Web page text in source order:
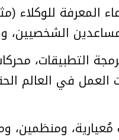
الشخصيين،
التطبيقات،
العمل في العالم
مُعيارية،